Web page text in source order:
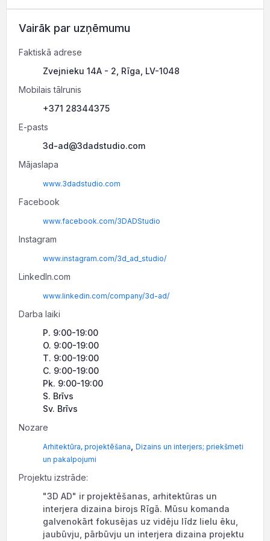
Vairāk par uzņēmumu
Faktiskā adrese
Zvejnieku 14A - 2, Rīga, LV-1048
Mobilais tālrunis
+371 28344375
E-pasts
3d-ad@3dadstudio.com
Mājaslapa
www.3dadstudio.com
Facebook
www.facebook.com/3DADStudio
Instagram
www.instagram.com/3d_ad_studio/
LinkedIn.com
www.linkedin.com/company/3d-ad/
Darba laiki
P. 9:00-19:00
O. 9:00-19:00
T. 9:00-19:00
C. 9:00-19:00
Pk. 9:00-19:00
S. Brīvs
Sv. Brīvs
Nozare
Arhitektūra, projektēšana Dizains un interjers; priekšmeti
un pakalpojumi
Projektu izstrāde:
"3D AD" ir projektēšanas, arhitektūras un
interjera dizaina birojs Rīgā. Mūsu komanda
galvenokārt fokusējas uz vidēju līdz lielu ēku,
jaubūvju, pārbūvju un interjera dizaina projektu